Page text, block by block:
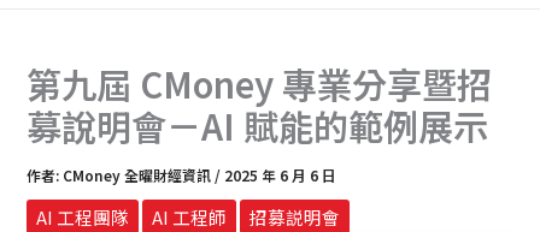
第九屆 CMoney 專業分享暨招
募說明會－AI 賦能的範例展示
作者: CMoney 全曜財經資訊 / 2025 年 6 月 6 日
AI 工程團隊 AI 工程師 招募説明會